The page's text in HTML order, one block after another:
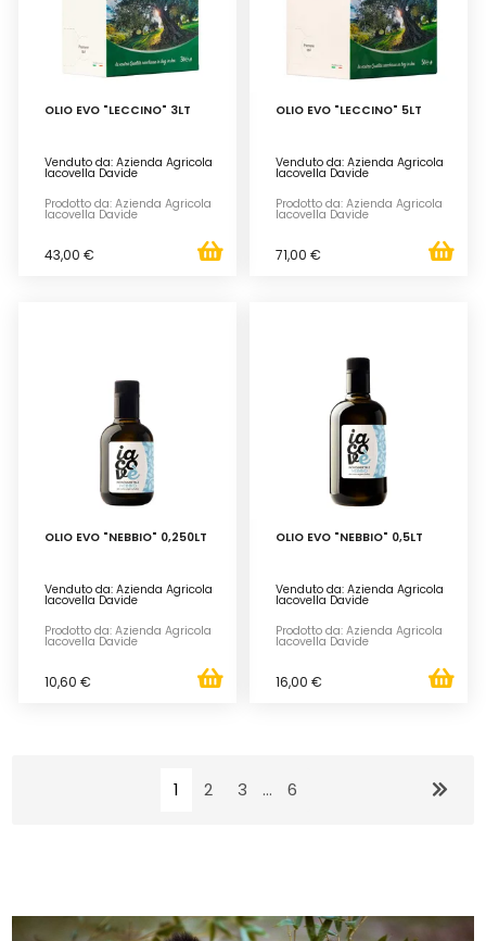
OLIO EVO "LECCINO" 3LT
Venduto da: Azienda Agricola
Iacovella Davide
Prodotto da: Azienda Agricola
Iacovella Davide
43,00 €
OLIO EVO "LECCINO" 5LT
Venduto da: Azienda Agricola
Iacovella Davide
Prodotto da: Azienda Agricola
Iacovella Davide
71,00 €
OLIO EVO "NEBBIO" 0,250LT
Venduto da: Azienda Agricola
Iacovella Davide
Prodotto da: Azienda Agricola
Iacovella Davide
10,60 €
OLIO EVO "NEBBIO" 0,5LT
Venduto da: Azienda Agricola
Iacovella Davide
Prodotto da: Azienda Agricola
Iacovella Davide
16,00 €
1 2 3 ... 6